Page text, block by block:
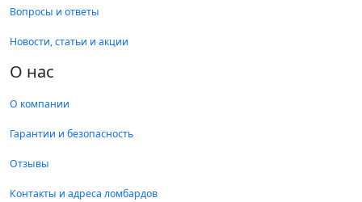
Вопросы и ответы
Новости, статьи и акции
О нас
О компании
Гарантии и безопасность
Отзывы
Контакты и адреса ломбардов